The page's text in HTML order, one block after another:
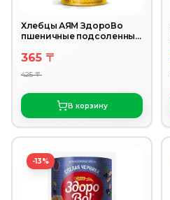
Хлебцы АЯМ ЗдороВо
пшеничные подсоленные
365 〒
425 〒
В корзину
-13%